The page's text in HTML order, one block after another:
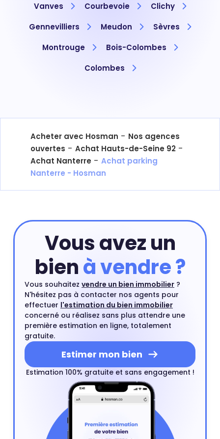
Vanves Courbevoie
Clichy
Gennevilliers
Meudon
Sèvres
Montrouge
Bois-Colombes
Colombes
Acheter avec Hosman - Nos agences
ouvertes - Achat Hauts-de-Seine 92 -
Achat Nanterre - Achat parking
Nanterre - Hosman
Vous avez un
bienà vendre ?
Vous souhaitez vendre un bien immobilier ?
N'hésitez pas à contacter nos agents pour
effectuer l'estimation du bien immobilier
concerné ou réalisez sans plus attendre une
première estimation en ligne, totalement
gratuite.
Estimer mon bien
Estimation 100% gratuite et sans engagement !